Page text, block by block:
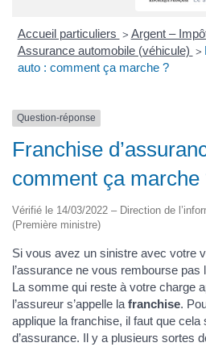
Accueil particuliers > Argent –
Assurance automobile (véhicule) >
auto : comment ça marche ?
Question-réponse
Franchise
comment ça marche
Vérifié le 14/03/2022 – Direction de
(Première ministre)
Si vous avez un sinistre avec votre
l’assurance ne vous rembourse
La somme qui reste à votre charge
l’assureur s’appelle la franchise.
applique la franchise, il faut que
d’assurance. Il y a plusieurs sortes